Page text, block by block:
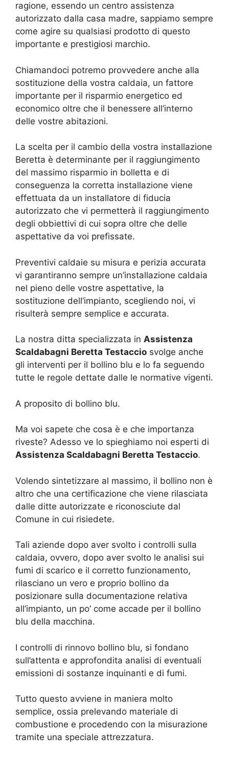
ragione, essendo un centro assistenza
autorizzato dalla casa madre, sappiamo sempre
come agire su qualsiasi prodotto di questo
importante e prestigiosi marchio.
Chiamandoci potremo provvedere anche alla
sostituzione della vostra caldaia, un fattore
importante per il risparmio energetico ed
economico oltre che il benessere all’interno
delle vostre abitazioni.
La scelta per il cambio della vostra installazione
Beretta è determinante per il raggiungimento
del massimo risparmio in bolletta e di
conseguenza la corretta installazione viene
effettuata da un installatore di fiducia
autorizzato che vi permetterà il raggiungimento
degli obbiettivi di cui sopra oltre che delle
aspettative da voi prefissate.
Preventivi caldaie su misura e perizia accurata
vi garantiranno sempre un’installazione caldaia
nel pieno delle vostre aspettative, la
sostituzione dell’impianto, scegliendo noi, vi
risulterà sempre semplice e accurata.
La nostra ditta specializzata in Assistenza
Scaldabagni Beretta Testaccio svolge anche
gli interventi per il bollino blu e lo fa seguendo
tutte le regole dettate dalle le normative vigenti.
A proposito di bollino blu.
Ma voi sapete che cosa è e che importanza
riveste? Adesso ve lo spieghiamo noi esperti di
Assistenza Scaldabagni Beretta Testaccio.
Volendo sintetizzare al massimo, il bollino non è
altro che una certificazione che viene rilasciata
dalle ditte autorizzate e riconosciute dal
Comune in cui risiedete.
Tali aziende dopo aver svolto i controlli sulla
caldaia, ovvero, dopo aver svolto le analisi sui
fumi di scarico e il corretto funzionamento,
rilasciano un vero e proprio bollino da
posizionare sulla documentazione relativa
all’impianto, un po’ come accade per il bollino
blu della macchina.
I controlli di rinnovo bollino blu, si fondano
sull’attenta e approfondita analisi di eventuali
emissioni di sostanze inquinanti e di fumi.
Tutto questo avviene in maniera molto
semplice, ossia prelevando materiale di
combustione e procedendo con la misurazione
tramite una speciale attrezzatura.